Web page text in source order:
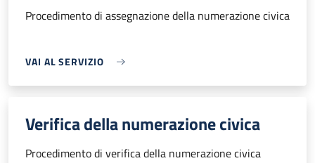
Procedimento di assegnazione della numerazione civica
VAI AL SERVIZIO
Verifica della numerazione civica
Procedimento di verifica della numerazione civica